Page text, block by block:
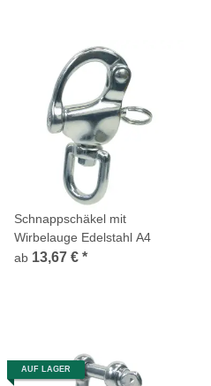
Schnappschäkel mit
Wirbelauge Edelstahl A4
ab 13,67 € *
AUF LAGER